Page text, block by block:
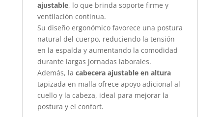
ajustable, lo que brinda soporte firme y
ventilación continua.
Su diseño ergonómico favorece una postura
natural del cuerpo, reduciendo la tensión
en la espalda y aumentando la comodidad
durante largas jornadas laborales.
Además, la cabecera ajustable en altura
tapizada en malla ofrece apoyo adicional al
cuello y la cabeza, ideal para mejorar la
postura y el confort.